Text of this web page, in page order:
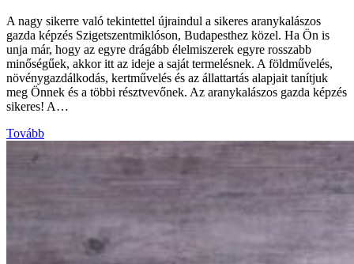
A nagy sikerre való tekintettel újraindul a sikeres aranykalászos
gazda képzés Szigetszentmiklóson, Budapesthez közel. Ha Ön is
unja már, hogy az egyre drágább élelmiszerek egyre rosszabb
minőségűek, akkor itt az ideje a saját termelésnek. A földművelés,
növénygazdálkodás, kertművelés és az állattartás alapjait tanítjuk
meg Önnek és a többi résztvevőnek. Az aranykalászos gazda képzés
sikeres! A…
Tovább